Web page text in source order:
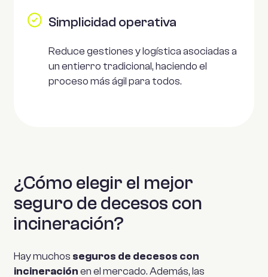
Simplicidad operativa
Reduce gestiones y logística asociadas a
un entierro tradicional, haciendo el
proceso más ágil para todos.
¿Cómo elegir el mejor
seguro de decesos con
incineración?
Hay muchos seguros de decesos con
incineraciónen el mercado. Además, las